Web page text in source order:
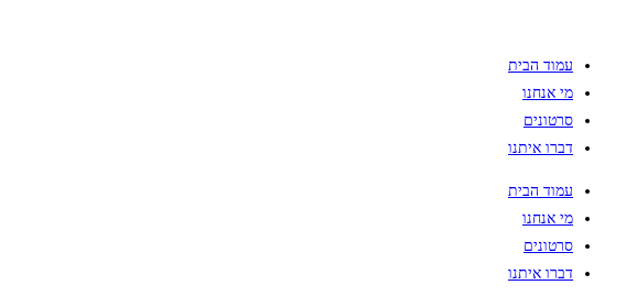
עמוד הבית
מי אנחנו
סרטונים
דברו איתנו
עמוד הבית
מי אנחנו
סרטונים
דברו איתנו